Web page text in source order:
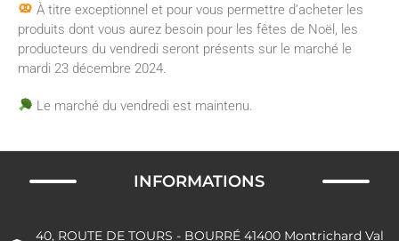
À titre exceptionnel et pour vous permettre d’acheter les
produits dont vous aurez besoin pour les fêtes de Noël, les
producteurs du vendredi seront présents sur le marché le
mardi 23 décembre 2024.
Le marché du vendredi est maintenu.
INFORMATIONS
40, ROUTE DE TOURS - BOURRÉ 41400 Montrichard Val